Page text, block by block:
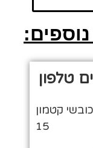
טלפון
קטמון
15